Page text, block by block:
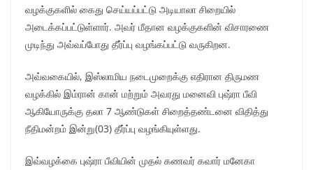
வழக்குகளில் கைது செய்யப்பட்டு அடியாலா சிறையில்
அடைக்கப்பட்டுள்ளார். அவர் மீதான வழக்குகளின் விசாரணை
முடிந்து அவ்வப்போது தீர்ப்பு வழங்கப்பட்டு வருகிறன.
அவ்வகையில், இஸ்லாமிய நடைமுறைக்கு எதிரான திருமண
வழக்கில் இம்ரான் கான் மற்றும் அவரது மனைவி புஷ்ரா பீவி
ஆகியோருக்கு தலா 7 ஆண்டுகள் சிறைத்தண்டனை விதித்து
நீதிமன்றம் இன்று(03) தீர்ப்பு வழங்கியுள்ளது.
இவ்வழக்கை புஷ்ரா பீவியின் முதல் கணவர் கவார் மனேகா